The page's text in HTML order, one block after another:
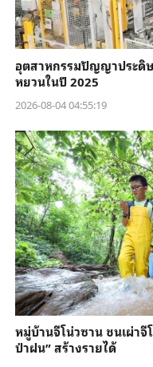
อุตสาหกรรมปัญญาประดิ
หยวนในปี 2025
2026-08-04 04:55:19
หมู่บ้านจีโน่วซาน ชนเผ่า
ป่าฝน” สร้างรายได้